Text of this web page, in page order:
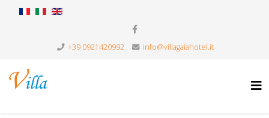
+39 0921420992 info@villagaiahotel.it